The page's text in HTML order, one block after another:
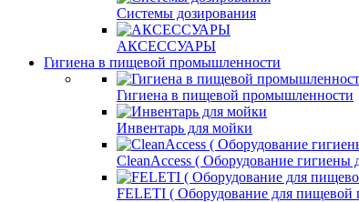
Системы дозирования
АКСЕССУАРЫ
Гигиена в пищевой промышленности
Гигиена в пищевой промышленности
Инвентарь для мойки
СleanAccess ( Оборудование
FELETI ( Оборудование для